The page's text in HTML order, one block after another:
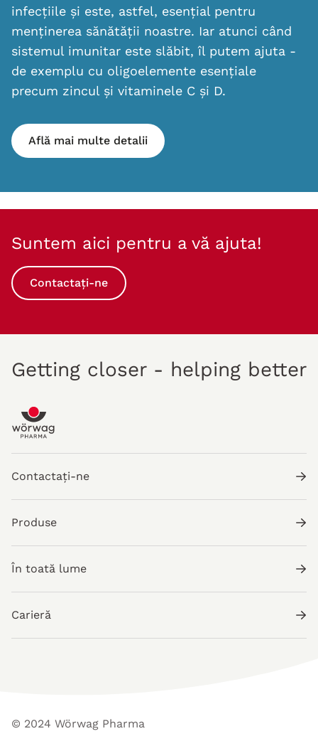
infecțiile și este, astfel, esențial pentru
menținerea sănătății noastre. Iar atunci când
sistemul imunitar este slăbit, îl putem ajuta -
de exemplu cu oligoelemente esențiale
precum zincul și vitaminele C și D.
Află mai multe detalii
Suntem aici pentru a vă ajuta!
Contactați-ne
Getting closer - helping better
Contactați-ne
Produse
În toată lume
Carieră
© 2024 Wörwag Pharma